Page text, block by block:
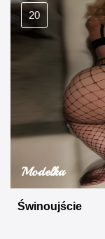
20
Modelka
Świnoujście